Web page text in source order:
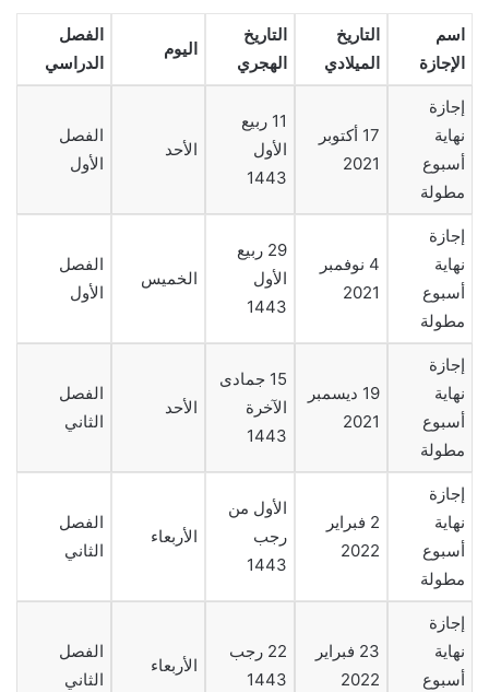
اسم
الإجازة
التاريخ
الميلادي
التاريخ
الهجري
اليوم
الفصل
الدراسي
إجازة
نهاية
أسبوع
مطولة
17 أكتوبر
2021
11 ربيع
الأول
1443
الأحد
الفصل
الأول
إجازة
نهاية
أسبوع
مطولة
4 نوفمبر
2021
29 ربيع
الأول
1443
الخميس
الفصل
الأول
إجازة
نهاية
أسبوع
مطولة
19 ديسمبر
2021
15 جمادى
الآخرة
1443
الأحد
الفصل
الثاني
إجازة
نهاية
أسبوع
مطولة
2 فبراير
2022
الأول من
رجب
1443
الأربعاء
الفصل
الثاني
إجازة
نهاية
أسبوع
23 فبراير
2022
22 رجب
1443
الأربعاء
الفصل
الثاني